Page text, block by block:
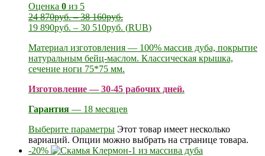
Оценка 0 из 5
24 870руб.–38 160руб.
19 890руб. – 30 510руб. (RUB)
Материал изготовления — 100% массив дуба, покрытие
натуральным бейц-маслом. Классическая крышка,
сечение ноги 75*75 мм.
Изготовление — 30-45 рабочих дней.
Гарантия — 18 месяцев
Выберите параметры Этот товар имеет несколько
вариаций. Опции можно выбрать на странице товара.
-20%